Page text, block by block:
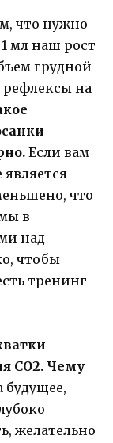
что нужно
мл наш рост
грудной
рефлексы на
Если вам
является
что
в
над
чтобы
тренинг
СО2. Чему
будущее,
желательно